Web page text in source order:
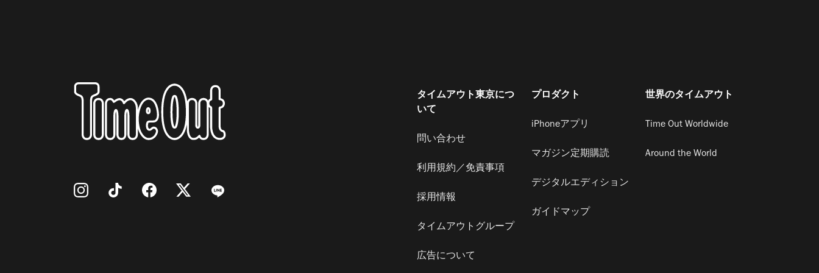
タイムアウト東京につ
いて
問い合わせ
利用規約／免責事項
採用情報
タイムアウトグループ
広告について
プロダクト
iPhoneアプリ
マガジン定期購読
デジタルエディション
ガイドマップ
世界のタイムアウト
Time Out Worldwide
Around the World